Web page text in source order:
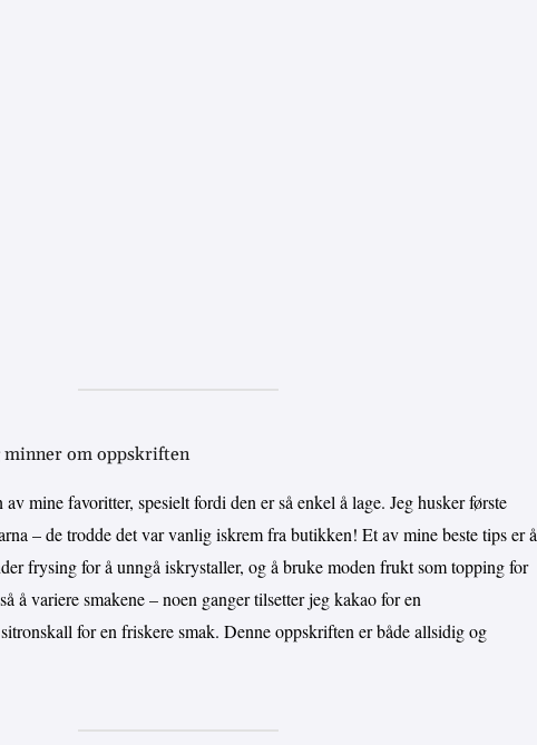
om oppskriften
mine favoritter, spesielt fordi den er så enkel å lage. Jeg husker første
– de trodde det var vanlig iskrem fra butikken! Et av mine beste tips er å
frysing for å unngå iskrystaller, og å bruke moden frukt som topping for
å variere smakene – noen ganger tilsetter jeg kakao for en
for en friskere smak. Denne oppskriften er både allsidig og